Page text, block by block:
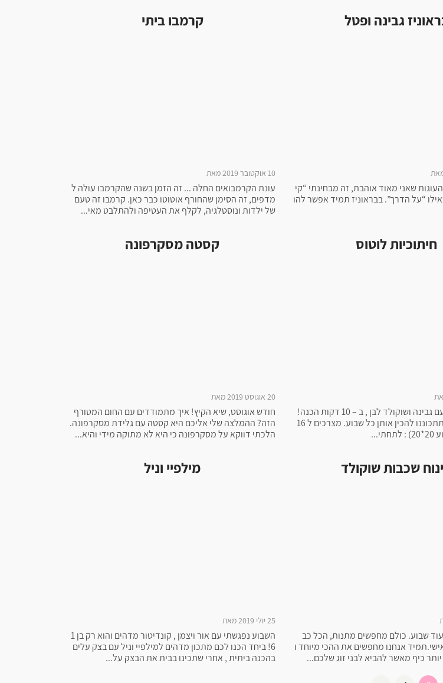
גבינה ופטל
שאני מאוד אוהבת, זה מבחינתי “קי
“על הדרך”. בבראוניז תמיד אפשר להו
קרמבו ביתי
10 אוקטובר 2019 מאת
עונת הקרמבואים החלה ... זה הזמן בשנה שהקרמבו עולה ל
מדפים, זה הסימן שהחורף אוטוטו כבר כאן. קרמבו זה טעם
של ילדות ונוסטלגיה, לקלף את העטיפה ולהתלבט מאי...
חיתוכיות לוטוס
חיתוכיות לוטוס עם גבינה ושוקולד לבן , ב – 10 דקות הכנה!
קלות וטעימות , תתכוננו להכין אותן כל שבוע. מצרכים ל 16
קסטה מסקרפונה
20 אוגוסט 2019 מאת
חודש אוגוסט, שיא הקיץ! איך מתמודדים עם החום המטורף
הזה? ההמלצה שלי אליכם היא קסטה עם גלידת מסקרפונה.
הלכתי דווקא על מסקרפונה כי היא לא מתוקה מידי והיא...
שכבות שוקולד
שבוע. כולם מחפשים מתנות, הכל כב
אנחנו מחפשים את ההכי מיוחד ו
כיף מאשר להביא לבני זוג שלכם...
מילפיי וניל
25 יולי 2019 מאת
השבוע נפגשתי עם אור ויצמן , קונדיטור מדהים והוא רק בן 1
6! ביחד הכנו לכם מתכון מדהים למילפיי וניל עם בצק עלים
בהכנה ביתית , אחרי שתכינו בבית את הבצק על...